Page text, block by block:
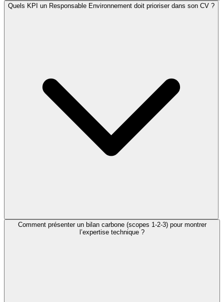
Quels KPI un Responsable Environnement doit prioriser dans son CV ?
Comment présenter un bilan carbone (scopes 1-2-3) pour montrer
l’expertise technique ?